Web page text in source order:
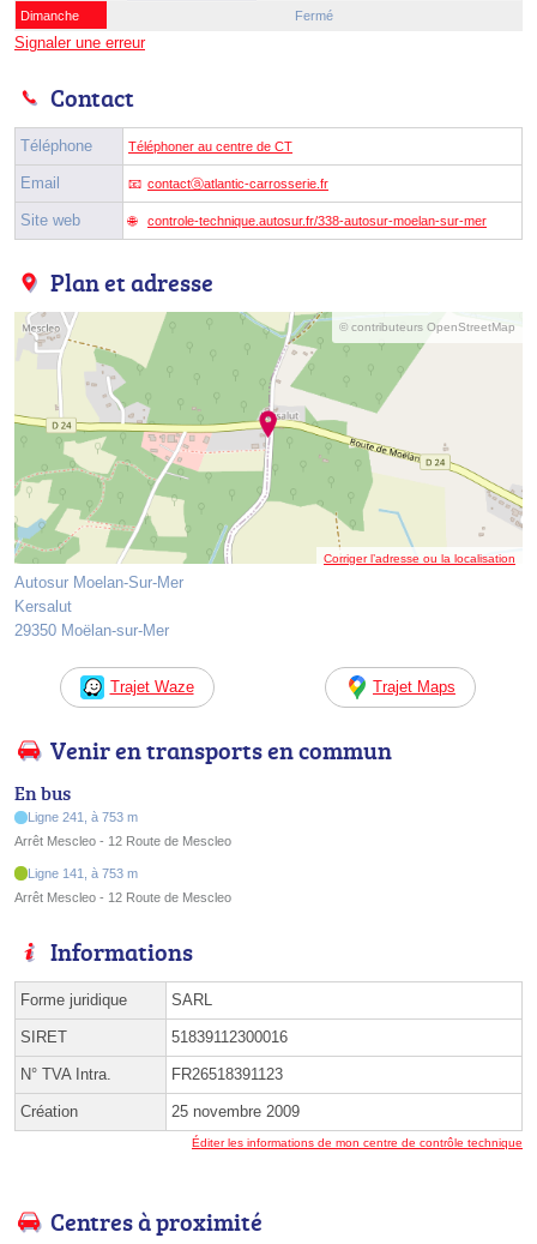
Dimanche
Fermé
Signaler une erreur
Contact
Téléphone Téléphoner au centre de CT
Email contactⓐatlantic-carrosserie.fr
Site web controle-technique.autosur.fr/338-autosur-moelan-sur-mer
Plan et adresse
© contributeurs OpenStreetMap
Corriger l’adresse ou la localisation
Autosur Moelan-Sur-Mer
Kersalut
29350 Moëlan-sur-Mer
Trajet Waze Trajet Maps
Venir en transports en commun
En bus
Ligne 241, à 753 m
Arrêt Mescleo - 12 Route de Mescleo
Ligne 141, à 753 m
Arrêt Mescleo - 12 Route de Mescleo
Informations
Forme juridique SARL
SIRET 51839112300016
N° TVA Intra. FR26518391123
Création 25 novembre 2009
Éditer les informations de mon centre de contrôle technique
Centres à proximité